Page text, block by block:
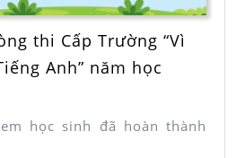
thi Cấp Trường “Vì
Anh” năm học
học sinh đã hoàn thành